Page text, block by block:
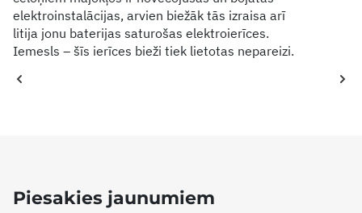
elektroinstalācijas, arvien biežāk tās izraisa arī
litija jonu baterijas saturošas elektroierīces.
Iemesls – šīs ierīces bieži tiek lietotas nepareizi.
Piesakies jaunumiem